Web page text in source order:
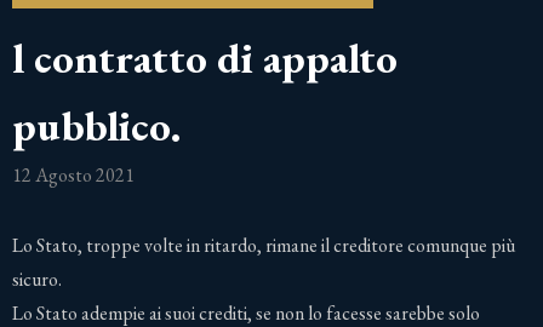
l contratto di appalto
pubblico.
12 Agosto 2021
Lo Stato, troppe volte in ritardo, rimane il creditore comunque più
sicuro.
Lo Stato adempie ai suoi crediti, se non lo facesse sarebbe solo